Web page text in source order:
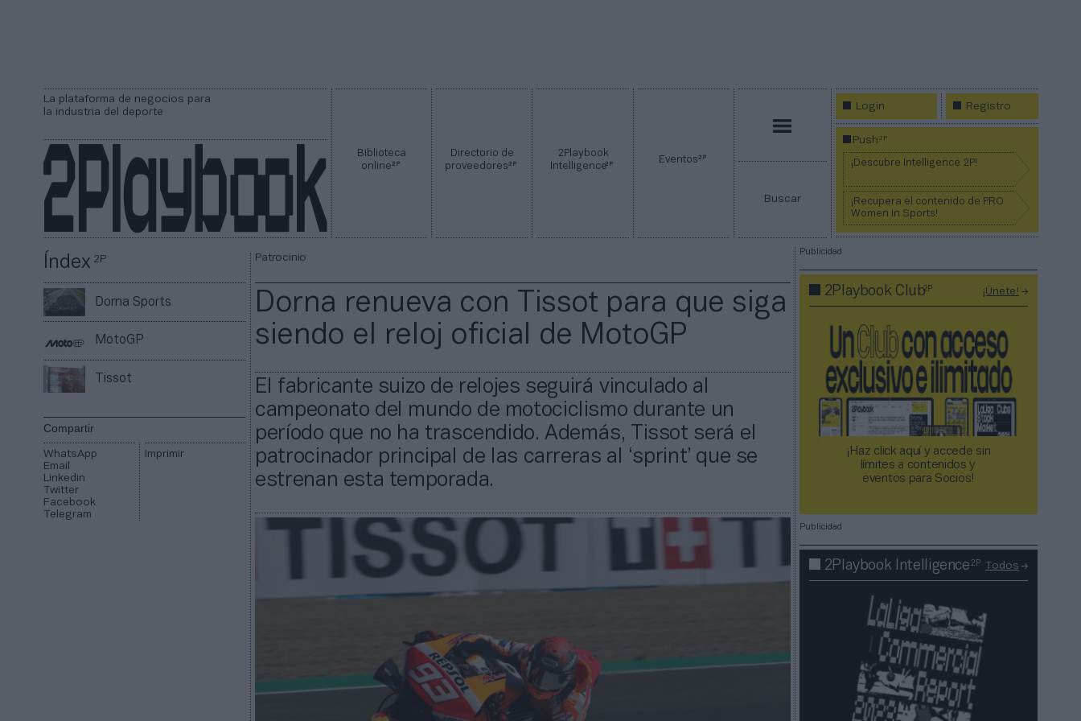
La plataforma de negocios para
la industria del deporte
Biblioteca
online2P
Directorio de
proveedores2P
2Playbook
Intelligence2P Eventos2P
Buscar
Login Registro
Push2P
¡Descubre Intelligence 2P!
¡Recupera el contenido de PRO
Women in Sports!
Índex2P
Dorna Sports
MotoGP
Tissot
Compartir
WhatsApp
Email
Linkedin
Twitter
Facebook
Telegram
Imprimir
Patrocinio
Dorna renueva con Tissot para que siga
siendo el reloj oficial de MotoGP
El fabricante suizo de relojes seguirá vinculado al
campeonato del mundo de motociclismo durante un
período que no ha trascendido. Además, Tissot será el
patrocinador principal de las carreras al ‘sprint’ que se
estrenan esta temporada.
Publicidad
2Playbook Club2P ¡Únete!
¡Haz click aquí y accede sin
límites a contenidos y
eventos para Socios!​​​​​​​
Publicidad
2Playbook Intelligence2P Todos